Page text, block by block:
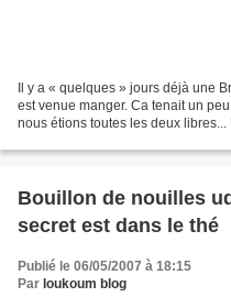
Il y a « quelques » jours déjà une
est venue manger. Ca tenait un
nous étions toutes les deux libres...
Bouillon de nouilles
secret est dans le thé
Publié le 06/05/2007 à 18:15
Par loukoum blog